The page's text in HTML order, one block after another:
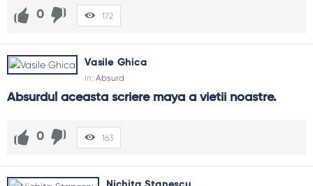
0 172
Vasile Ghica
In: Absurd
Absurdul aceasta scriere maya a vietii noastre.
0 163